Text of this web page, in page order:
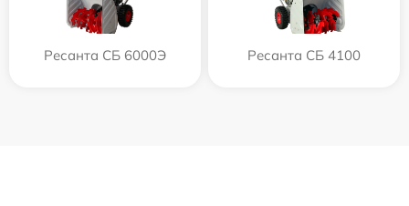
Ресанта СБ 6000Э Ресанта СБ 4100